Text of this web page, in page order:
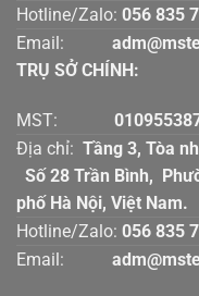
Hotline/Zalo: 056 835
Email:
TRỤ SỞ CHÍNH:
MST:
Địa chỉ: Tầng 3,
Số 28 Trần
phố Hà Nội, Việt Nam.
Hotline/Zalo: 056 835
Email: